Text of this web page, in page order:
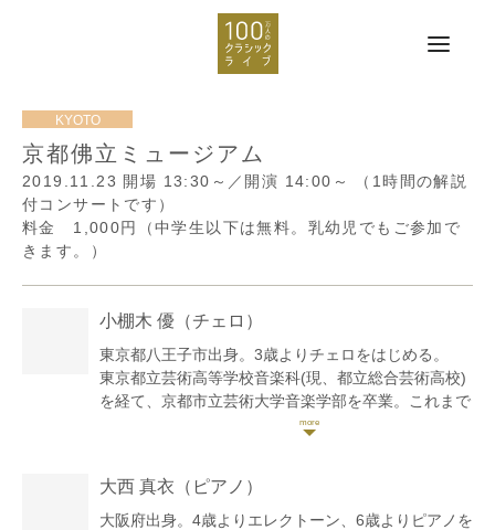
京都佛立ミュージアム
2019.11.23 開場 13:30～／開演 14:00～
（1時間の解説
付コンサートです）
料金 1,000円（中学生以下は無料。乳幼児でもご参加で
きます。）
小棚木 優 （チェロ）
東京都八王子市出身。3歳よりチェロをはじめる。
東京都立芸術高等学校音楽科(現、都立総合芸術高校)
を経て、京都市立芸術大学音楽学部を卒業。これまで
に佐藤明、児玉千佳、城戸春子、羽川真介、河野文
月にはエルガーの協奏曲をオーケストラと共演。
2016年6月にヒビキミュージック主催のソロリサイタ
大西 真衣 （ピアノ）
大阪府出身。4歳よりエレクトーン、6歳よりピアノを